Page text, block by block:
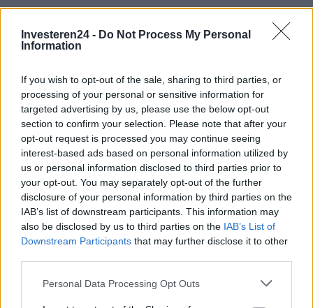
Investeren24 - Do Not Process My Personal
Information
If you wish to opt-out of the sale, sharing to third parties, or
processing of your personal or sensitive information for
targeted advertising by us, please use the below opt-out
section to confirm your selection. Please note that after your
opt-out request is processed you may continue seeing
interest-based ads based on personal information utilized by
us or personal information disclosed to third parties prior to
your opt-out. You may separately opt-out of the further
disclosure of your personal information by third parties on the
IAB’s list of downstream participants. This information may
also be disclosed by us to third parties on the IAB’s List of
Downstream Participants that may further disclose it to other
Please note that this website/app uses one or more Google
Personal Data Processing Opt Outs
Verder lezen
CRYPTOVALUTA